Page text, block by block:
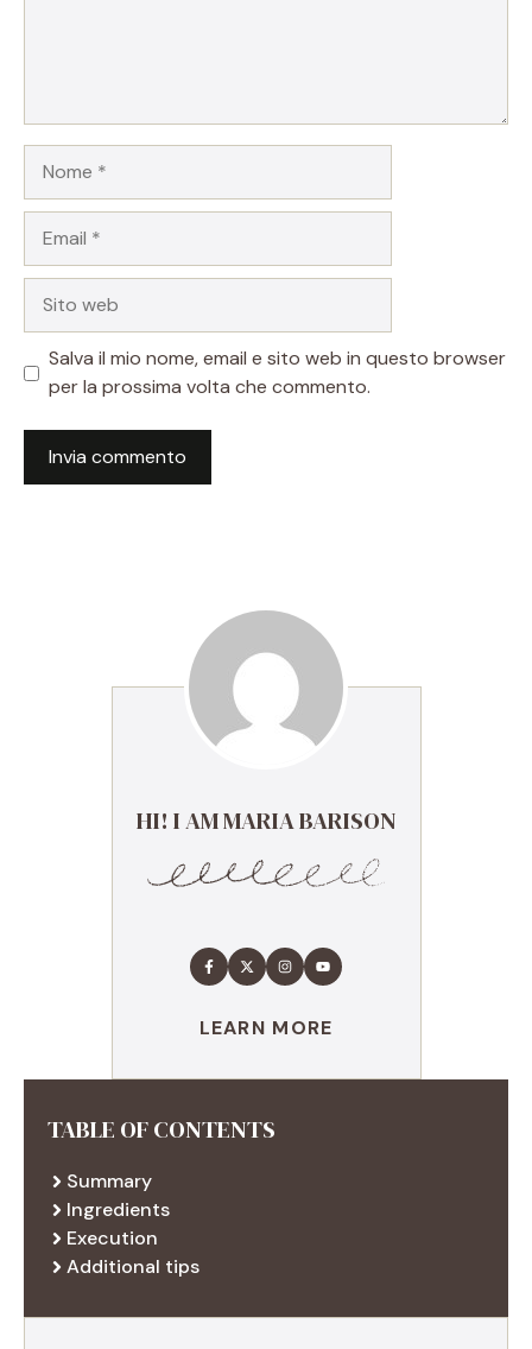
web
Salva il mio nome, email e sito web in questo browser
per la prossima volta che commento.
HI! I AM MARIA BARISON
LEARN MORE
TABLE OF CONTENTS
Summary
Ingredients
Execution
Additional tips